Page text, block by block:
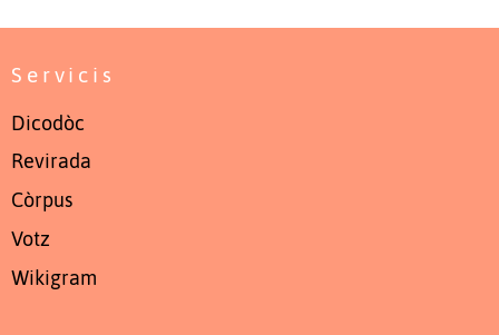
Servicis
Dicodòc
Revirada
Còrpus
Votz
Wikigram